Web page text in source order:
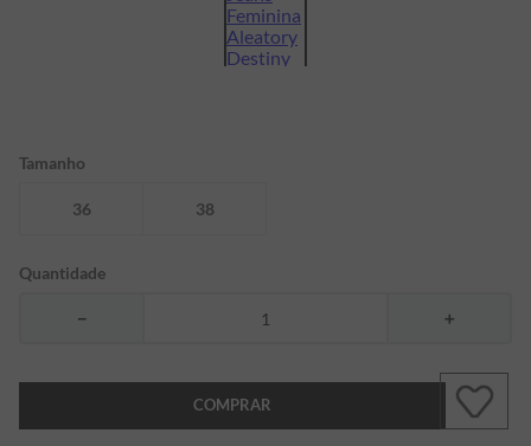
Tamanho
36 38
Quantidade
＋
－
COMPRAR
9º
10º